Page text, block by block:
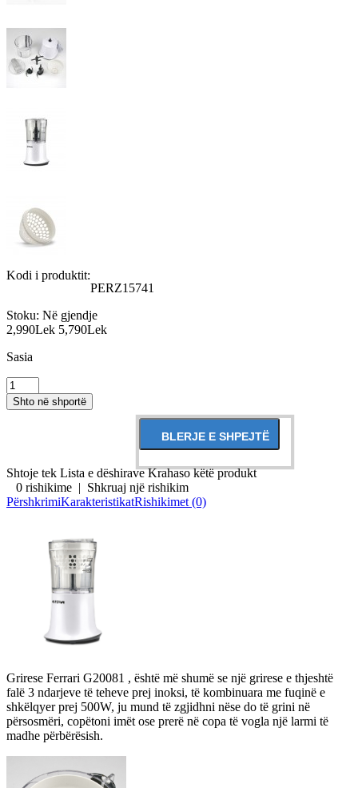
Kodi i produktit:
PERZ15741
Stoku: Në gjendje
2,990Lek 5,790Lek
Sasia
Shtoje tek Lista e dëshirave Krahaso këtë produkt
0 rishikime | Shkruaj një rishikim
PërshkrimiKarakteristikatRishikimet (0)
Grirese Ferrari G20081 , është më shumë se një grirese e thjeshtë
falë 3 ndarjeve të teheve prej inoksi, të kombinuara me fuqinë e
shkëlqyer prej 500W, ju mund të zgjidhni nëse do të grini në
përsosmëri, copëtoni imët ose prerë në copa të vogla një larmi të
madhe përbërësish.